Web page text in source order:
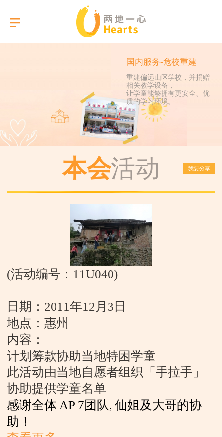
关于我们
本会服务
活动相簿
加入我们
国内服务-危校重建
重建偏远山区学校，并捐赠
相关教学设备，
让学童能够拥有更安全、优
质的学习环境。
本会活动 我要分享
(活动编号： 11U040)
日期： 2011年12月3日
地点：惠州
内容：
计划筹款协助当地特困学童
此活动由当地自愿者组织「手拉手」
协助提供学童名单
感谢全体 AP 7团队, 仙姐及大哥的协
助！